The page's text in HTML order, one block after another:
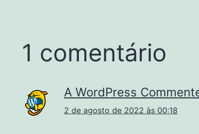
1 comentário
A WordPress
2 de agosto de 2022 às 00:18